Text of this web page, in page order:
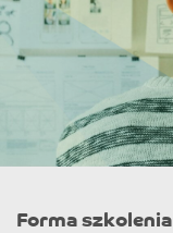
Forma szkolenia